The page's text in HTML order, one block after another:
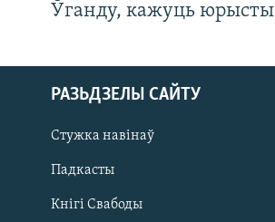
Ўганду, кажуць юрысты
РАЗЬДЗЕЛЫ САЙТУ
Стужка навінаў
Падкасты
Кнігі Свабоды